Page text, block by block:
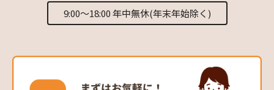
9:00～18:00 年中無休(年末年始除く)